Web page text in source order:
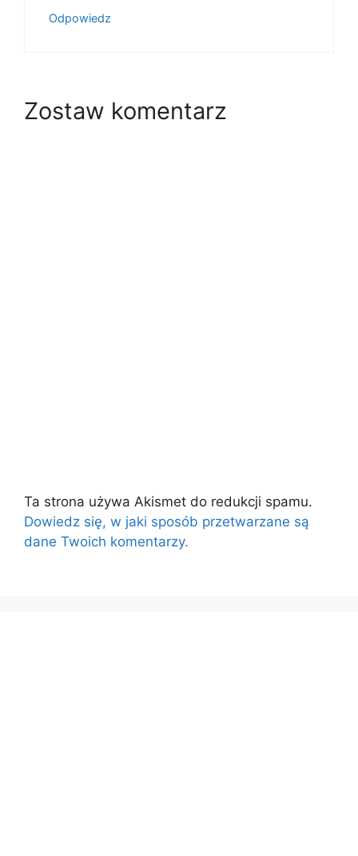
Odpowiedz
Zostaw komentarz
Ta strona używa Akismet do redukcji spamu.
Dowiedz się, w jaki sposób przetwarzane są
dane Twoich komentarzy.